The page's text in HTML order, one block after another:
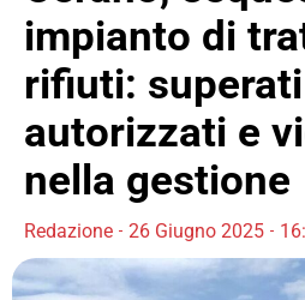
impianto di
rifiuti:
autorizzati e
nella gestione
Redazione 26 Giugno 2025